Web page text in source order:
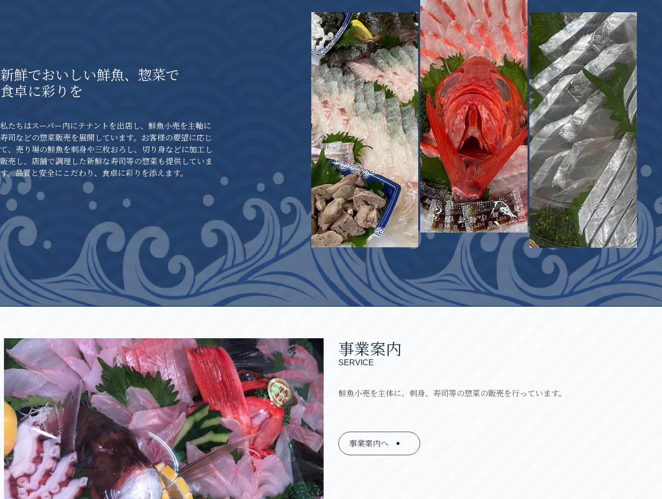
新鮮でおいしい鮮魚、惣菜で
食卓に彩りを
私たちはスーパー内にテナントを出店し、鮮魚小売を主軸に
寿司などの惣菜販売を展開しています。お客様の要望に応じ
て、売り場の鮮魚を刺身や三枚おろし、切り身などに加工し
販売し、店舗で調理した新鮮な寿司等の惣菜も提供していま
す。品質と安全にこだわり、食卓に彩りを添えます。
事業案内
SERVICE
鮮魚小売を主体に、刺身、寿司等の惣菜の販売を行っています。
事業案内へ